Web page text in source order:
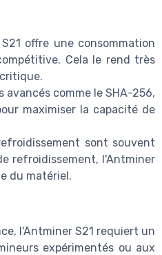
offre une consommation
Cela le rend très
comme le SHA-256,
maximiser la capacité de
sont souvent
refroidissement, l'Antminer
du matériel.
l'Antminer S21 requiert un
expérimentés ou aux